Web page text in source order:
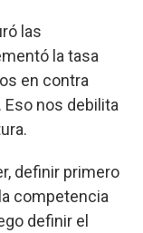
las
la tasa
en contra
nos debilita
definir primero
competencia
definir el